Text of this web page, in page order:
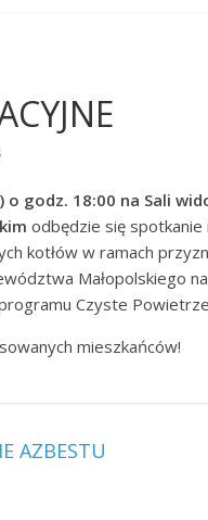
o godz. 18:00 na Sali
odbędzie się
kotłów w ramach
Małopolskiego
Czyste
mieszkańców!
AZBESTU